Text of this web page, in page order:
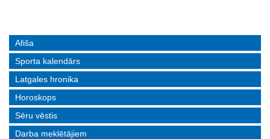
Afiša
Sporta kalendārs
Latgales hronika
Horoskops
Sēru vēstis
Darba meklētājiem